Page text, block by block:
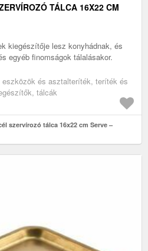
TÁLCA 16X22 CM
kiegészítője lesz konyhádnak, és
egyéb finomságok tálalásakor.
és asztalteríték, teríték és
tálcák
szervírozó tálca 16x22 cm Serve –